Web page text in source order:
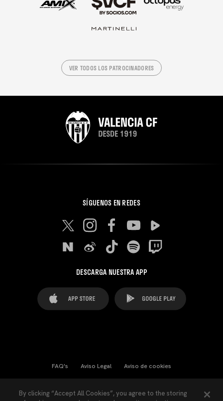
VER TODOS LOS PATROCINADORES
SÍGUENOS EN REDES
DESCARGA NUESTRA APP
FAQ's Aviso Legal Aviso de cookies
By clicking “Accept All Cookies”, you agree to the storing